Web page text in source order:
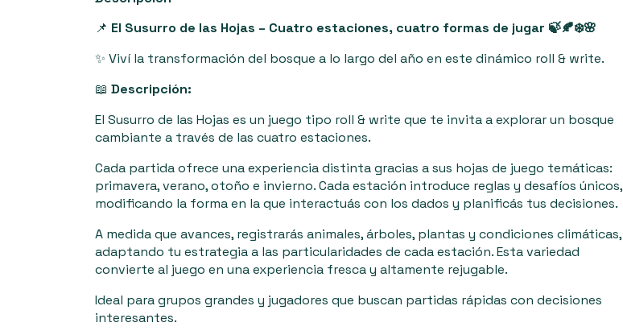
📌 El Susurro de las Hojas – Cuatro estaciones, cuatro formas de jugar 🍃🍂❄️🌸
✨ Viví la transformación del bosque a lo largo del año en este dinámico roll & write.
📖 Descripción:
El Susurro de las Hojas es un juego tipo roll & write que te invita a explorar un bosque
cambiante a través de las cuatro estaciones.
Cada partida ofrece una experiencia distinta gracias a sus hojas de juego temáticas:
primavera, verano, otoño e invierno. Cada estación introduce reglas y desafíos únicos,
modificando la forma en la que interactuás con los dados y planificás tus decisiones.
A medida que avances, registrarás animales, árboles, plantas y condiciones climáticas,
adaptando tu estrategia a las particularidades de cada estación. Esta variedad
convierte al juego en una experiencia fresca y altamente rejugable.
Ideal para grupos grandes y jugadores que buscan partidas rápidas con decisiones
interesantes.